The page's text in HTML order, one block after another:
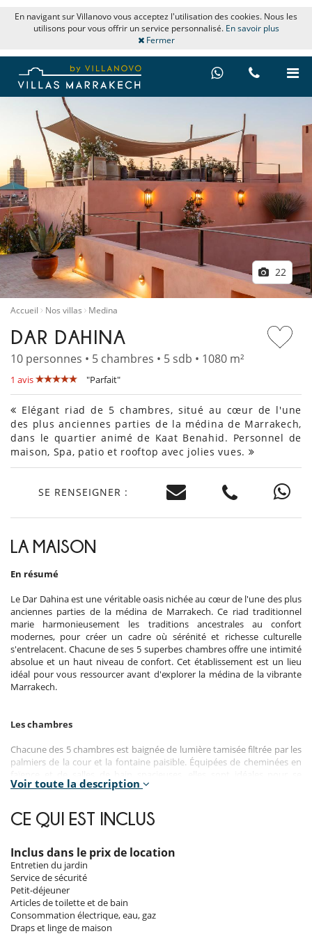
En navigant sur Villanovo vous acceptez l'utilisation des cookies. Nous les
utilisons pour vous offrir un service personnalisé. En savoir plus
Fermer
22
Accueil Nos villas Medina
DAR DAHINA
10 personnes • 5 chambres • 5 sdb • 1080 m²
1 avis "Parfait"
Elégant riad de 5 chambres, situé au cœur de l'une
des plus anciennes parties de la médina de Marrakech,
dans le quartier animé de Kaat Benahid. Personnel de
maison, Spa, patio et rooftop avec jolies vues.
SE RENSEIGNER :
LA MAISON
En résumé
Le Dar Dahina est une véritable oasis nichée au cœur de l'une des plus
anciennes parties de la médina de Marrakech. Ce riad traditionnel
marie harmonieusement les traditions ancestrales au confort
modernes, pour créer un cadre où sérénité et richesse culturelle
s'entrelacent. Chacune de ses 5 superbes chambres offre une intimité
absolue et un haut niveau de confort. Cet établissement est un lieu
idéal pour vous ressourcer avant d'explorer la médina de la vibrante
Marrakech.
Les chambres
​Chacune des 5 chambres est baignée de lumière tamisée filtrée par les
palmiers de la cour et la fontaine paisible. Équipées de cheminées en
détendre après une journée d'exploration. Les terrasses privées,
en harmonie avec l'atmosphère sereine du riad.
Chambre. La chambre propose 1 lit double 180 cm. Salle de bain
privée, avec 2 vasques, baignoire, douche. WC dans la salle de bain. La
chambre inclut également : climatisation, cheminée, table de bureau,
salon, coffre fort, dressing, terrasse privée.
Chambre 2
Chambre, 1er étage. La chambre propose 1 lit double 180 cm. Salle de
Voir toute la description
CE QUI EST INCLUS
Inclus dans le prix de location
Entretien du jardin
Service de sécurité
Petit-déjeuner
Articles de toilette et de bain
Consommation électrique, eau, gaz
Draps et linge de maison